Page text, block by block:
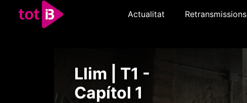
Actualitat Retransmissions
Llim | T1 -
Capítol 1